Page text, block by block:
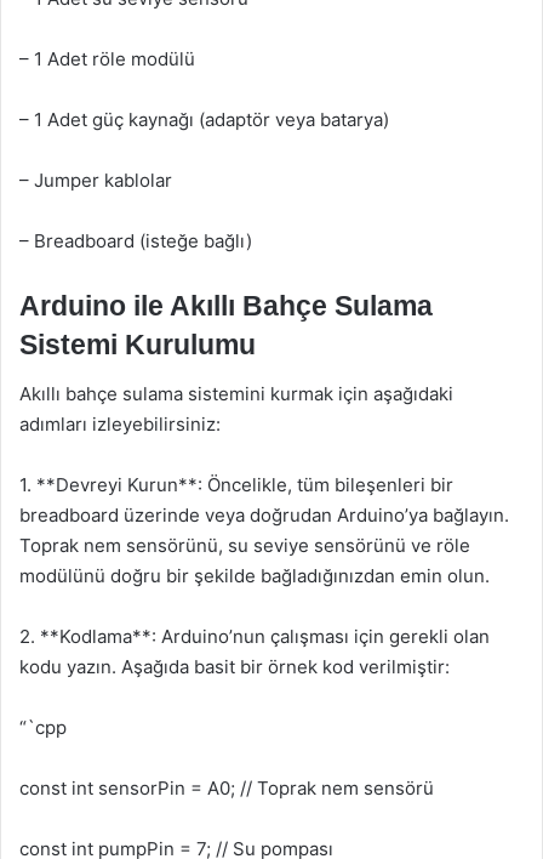
– 1 Adet röle modülü
– 1 Adet güç kaynağı (adaptör veya batarya)
– Jumper kablolar
– Breadboard (isteğe bağlı)
Arduino ile Akıllı Bahçe Sulama
Sistemi Kurulumu
Akıllı bahçe sulama sistemini kurmak için aşağıdaki
adımları izleyebilirsiniz:
1. **Devreyi Kurun**: Öncelikle, tüm bileşenleri bir
breadboard üzerinde veya doğrudan Arduino’ya bağlayın.
Toprak nem sensörünü, su seviye sensörünü ve röle
modülünü doğru bir şekilde bağladığınızdan emin olun.
2. **Kodlama**: Arduino’nun çalışması için gerekli olan
kodu yazın. Aşağıda basit bir örnek kod verilmiştir:
“`cpp
const int sensorPin = A0; // Toprak nem sensörü
const int pumpPin = 7; // Su pompası